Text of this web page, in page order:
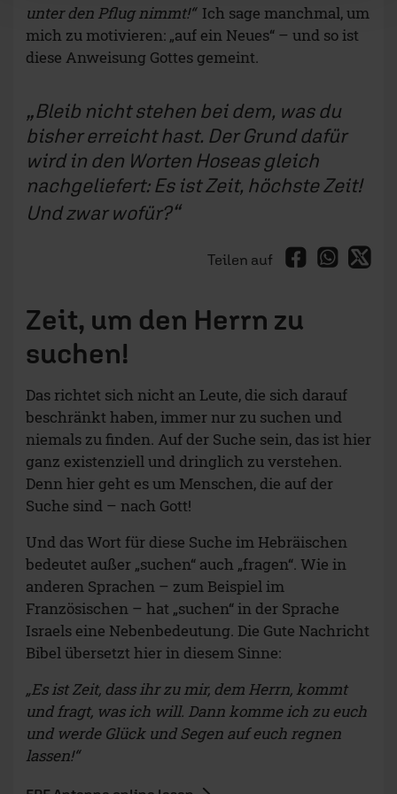
unter den Pflug nimmt!“ Ich sage manchmal, um
mich zu motivieren: „auf ein Neues“ – und so ist
diese Anweisung Gottes gemeint.
Bleib nicht stehen bei dem, was du
bisher erreicht hast. Der Grund dafür
wird in den Worten Hoseas gleich
nachgeliefert: Es ist Zeit, höchste Zeit!
Und zwar wofür?
Teilen auf
Zeit, um den Herrn zu
suchen!
Das richtet sich nicht an Leute, die sich darauf
beschränkt haben, immer nur zu suchen und
niemals zu finden. Auf der Suche sein, das ist hier
ganz existenziell und dringlich zu verstehen.
Denn hier geht es um Menschen, die auf der
Suche sind – nach Gott!
Und das Wort für diese Suche im Hebräischen
bedeutet außer „suchen“ auch „fragen“. Wie in
anderen Sprachen – zum Beispiel im
Französischen – hat „suchen“ in der Sprache
Israels eine Nebenbedeutung. Die Gute Nachricht
Bibel übersetzt hier in diesem Sinne:
„Es ist Zeit, dass ihr zu mir, dem Herrn, kommt
und fragt, was ich will. Dann komme ich zu euch
und werde Glück und Segen auf euch regnen
lassen!“